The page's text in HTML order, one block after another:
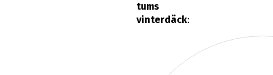
tums
vinterdäck: